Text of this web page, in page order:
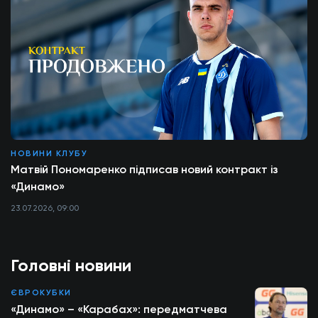
Головні новини
ЄВРОКУБКИ
«Динамо» – «Карабах»: передматчева
НОВИНИ КЛУБУ
Матвій Пономаренко підписав новий контракт із
«Динамо»
23.07.2026, 09:00